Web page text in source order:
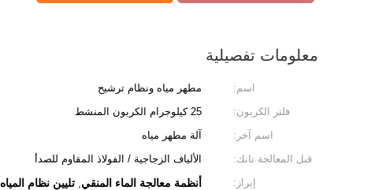
معلومات تفصيلية
اسم: مطهر مياه ونظام ترشيح
فلتر الكربون:
25 كيلوجرام الكربون المنشط
اسم آخر:
آلة مطهر مياه
قبل المعالجة تانك:
الألياف الزجاجية / الفولاذ المقاوم للصدأ
إبراز:
أنظمة معالجة الماء المنقي, تليين نظام المياه